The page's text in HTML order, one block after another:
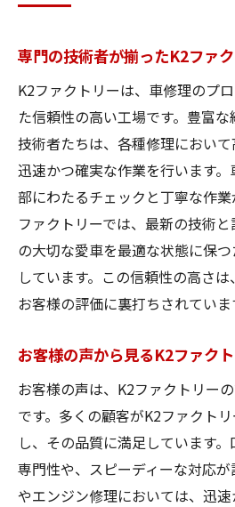
サービス
魅力
高品質な修理が可能な理
修理工程の透明性と信
プロフェッショナルな
K2ファクトリーの車修
フ
迅速対応と高品質を両
車修理をお考えのあなたへ
K2ファクトリーの歴史
地域に密着した車修理
お客様のニーズに応え
選ばれる理由：K2ファ
信頼性の高い車修理工
専門の技術者が揃ったK2ファ
K2ファクトリーは、車修理のプ
た信頼性の高い工場です。豊富
技術者たちは、各種修理において
迅速かつ確実な作業を行います
部にわたるチェックと丁寧な作
ファクトリーでは、最新の技術
の大切な愛車を最適な状態に保
しています。この信頼性の高さ
お客様の評価に裏打ちされていま
お客様の声から見るK2ファク
お客様の声は、K2ファクトリー
です。多くの顧客がK2ファクト
し、その品質に満足しています
専門性や、スピーディーな対応
やエンジン修理においては、迅